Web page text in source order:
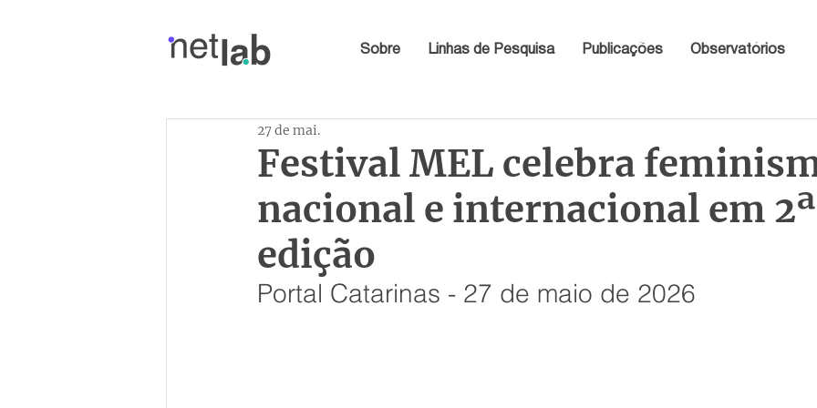
Sobre Linhas de Pesquisa Publicações Observatórios
Festival MEL celebra
nacional e internacional em 2ª
edição
27 de mai.
Portal Catarinas - 27 de maio de 2026